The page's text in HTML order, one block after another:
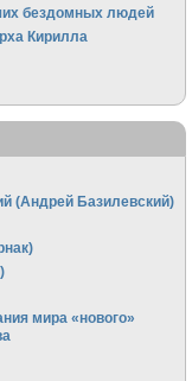
бездомных людей
Кирилла
(Андрей Базилевский)
мира «нового»